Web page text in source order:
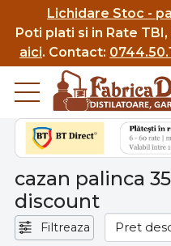
Lichidare Stoc -
Poti plati si in Rate
aici. Contact:
cazan palinca
discount
Filtreaza